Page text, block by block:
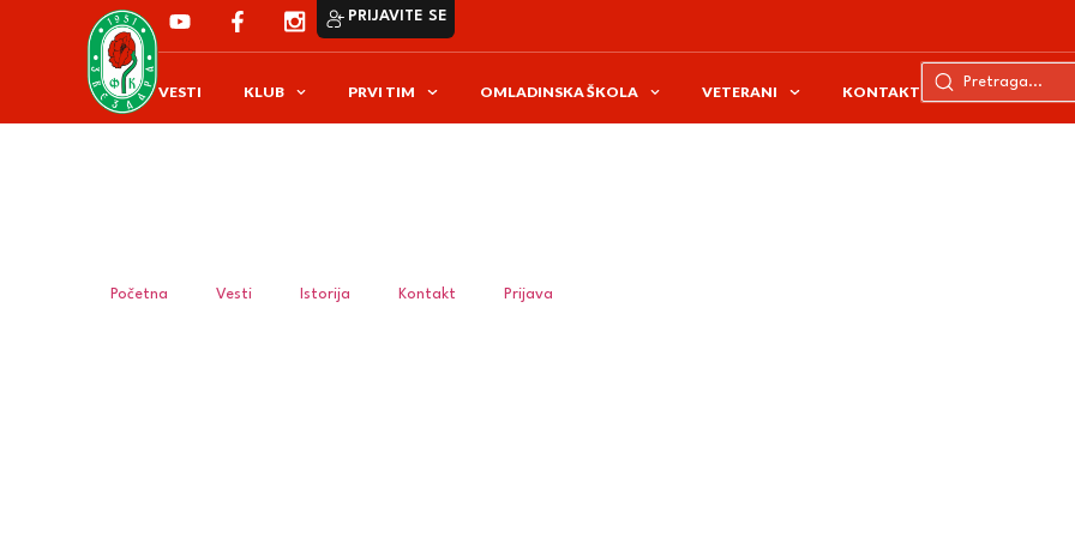
PRIJAVITE SE
VESTI KLUB PRVI TIM OMLADINSKA ŠKOLA VETERANI KONTAKT
Početna Vesti Istorija Kontakt Prijava